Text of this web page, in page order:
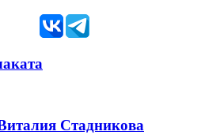
Стадникова